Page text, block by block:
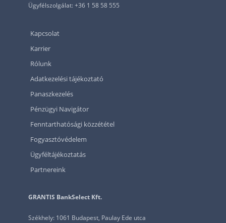
Ügyfélszolgálat: +36 1 58 58 555
Kapcsolat
Karrier
Rólunk
Adatkezelési tájékoztató
Panaszkezelés
Pénzügyi Navigátor
Fenntarthatósági közzététel
Fogyasztóvédelem
Ügyféltájékoztatás
Partnereink
GRANTIS BankSelect Kft.
Székhely: 1061 Budapest, Paulay Ede utca